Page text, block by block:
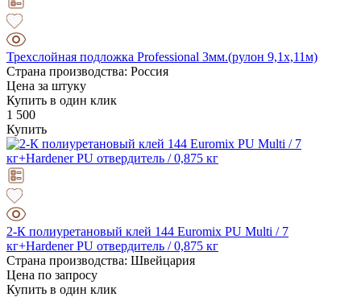
Трехслойная подложка Professional 3мм.(рулон 9,1х,11м)
Страна производства: Россия
Цена за штуку
Купить в один клик
1 500
Купить
2-К полиуретановый клей 144 Euromix PU Multi / 7
кг+Hardener PU отвердитель / 0,875 кг
Страна производства: Швейцария
Цена по запросу
Купить в один клик